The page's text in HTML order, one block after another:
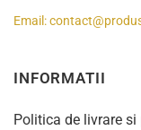
Email:
INFORMATII
Politica de livrare si